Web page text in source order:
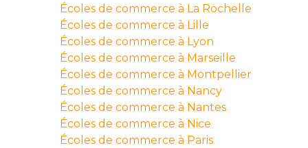
Écoles de commerce à La Rochelle
Écoles de commerce à Lille
Écoles de commerce à Lyon
Écoles de commerce à Marseille
Écoles de commerce à Montpellier
Écoles de commerce à Nancy
Écoles de commerce à Nantes
Écoles de commerce à Nice
Écoles de commerce à Paris